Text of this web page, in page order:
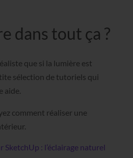
dans tout ça ?
que si la lumière est
sélection de tutoriels qui
aide.
comment réaliser une
SketchUp : l’éclairage naturel